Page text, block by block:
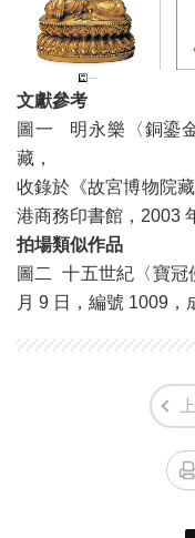
文獻參考
圖一 明永樂〈銅鎏
藏，
收錄於《故宮博物院
港商務印書館，2003
拍場類似作品
圖二 十五世紀〈寶冠
月 9 日，編號 1009，